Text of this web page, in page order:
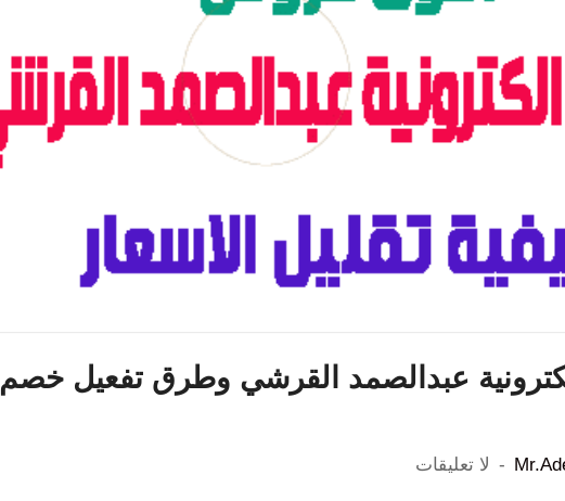
عبدالصمد القرشي وطرق تفعيل خصم
لا تعليقات